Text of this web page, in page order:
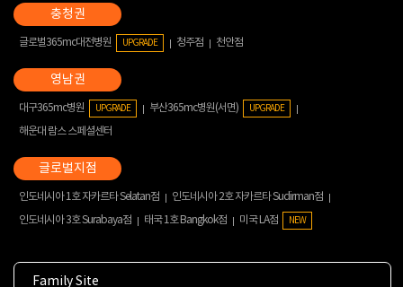
글로벌365mc대전병원 UPGRADE 청주점 천안점
대구365mc병원 UPGRADE 부산365mc병원(서면) UPGRADE
해운대 람스 스페셜센터
인도네시아 1호 자카르타 Selatan점
인도네시아 2호 자카르타 Sudirman점
인도네시아 3호 Surabaya점
태국 1호 Bangkok점 미국 LA점 NEW
Family Site